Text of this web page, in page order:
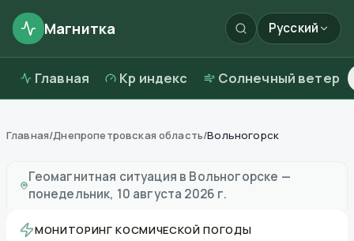
Магнитка Русский
Главная Kp индекс Солнечный ветер
Главная/Днепропетровская область/Вольногорск
Геомагнитная ситуация в Вольногорске —
понедельник, 10 августа 2026 г.
МОНИТОРИНГ КОСМИЧЕСКОЙ ПОГОДЫ